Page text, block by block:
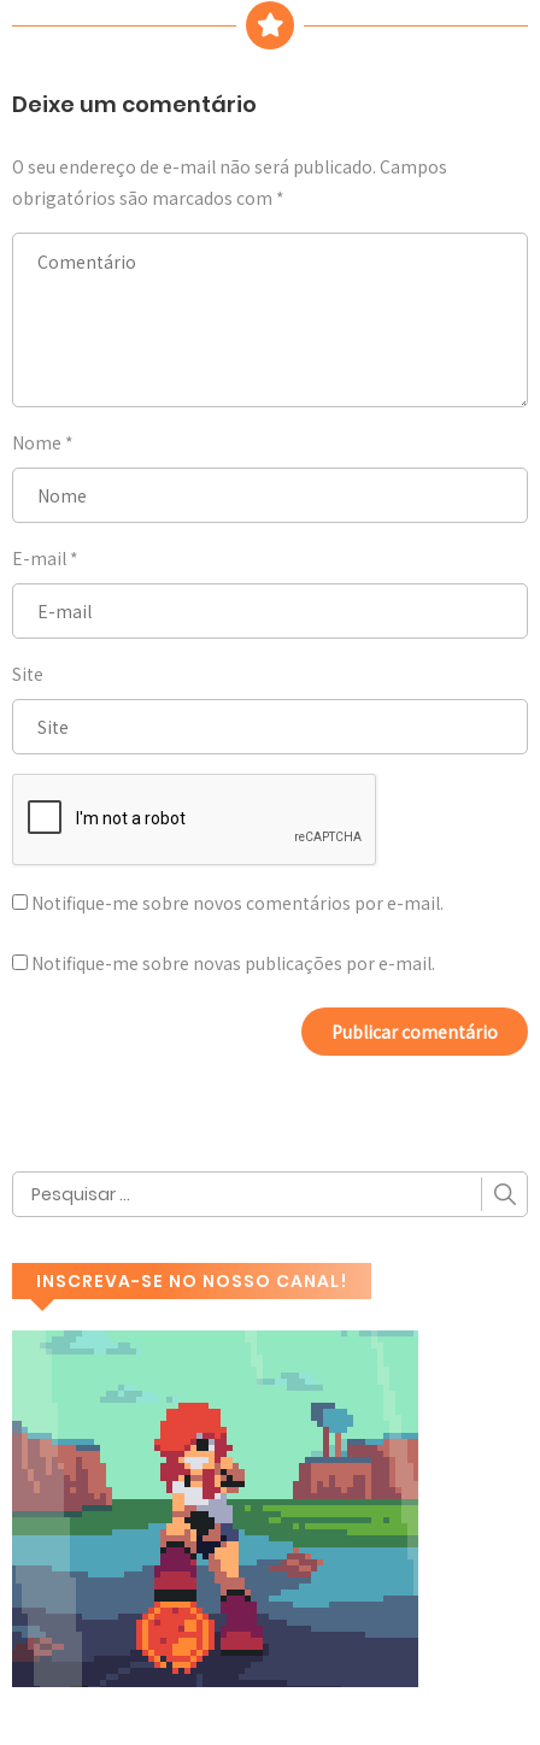
Deixe um comentário
O seu endereço de e-mail não será publicado. Campos
obrigatórios são marcados com *
Nome *
E-mail *
Site
Notifique-me sobre novos comentários por e-mail.
Notifique-me sobre novas publicações por e-mail.
INSCREVA-SE NO NOSSO CANAL!